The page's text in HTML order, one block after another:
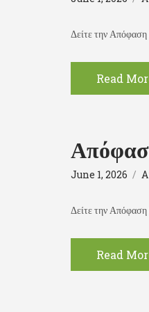
Δείτε την
Read
June 1, 2026
Δείτε την
Read